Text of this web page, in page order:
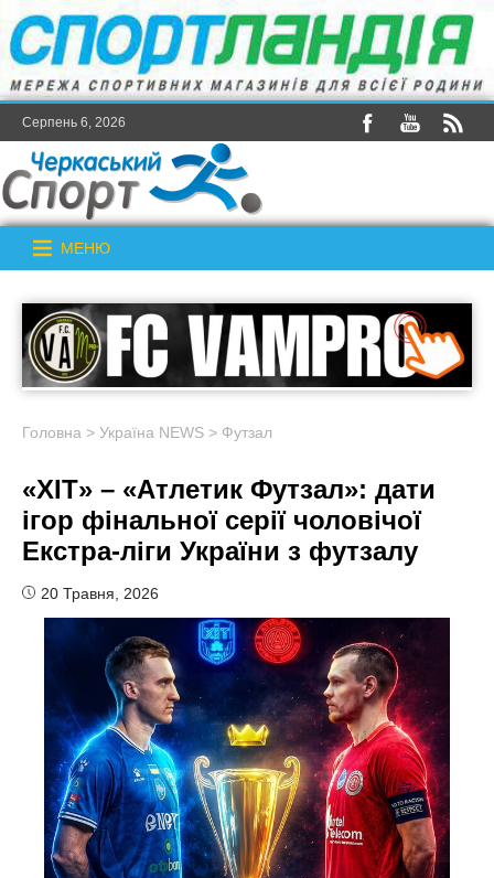
Серпень 6, 2026
МЕНЮ
Головна > Україна NEWS > Футзал
«ХІТ» – «Атлетик Футзал»: дати
ігор фінальної серії чоловічої
Екстра-ліги України з футзалу
20 Травня, 2026